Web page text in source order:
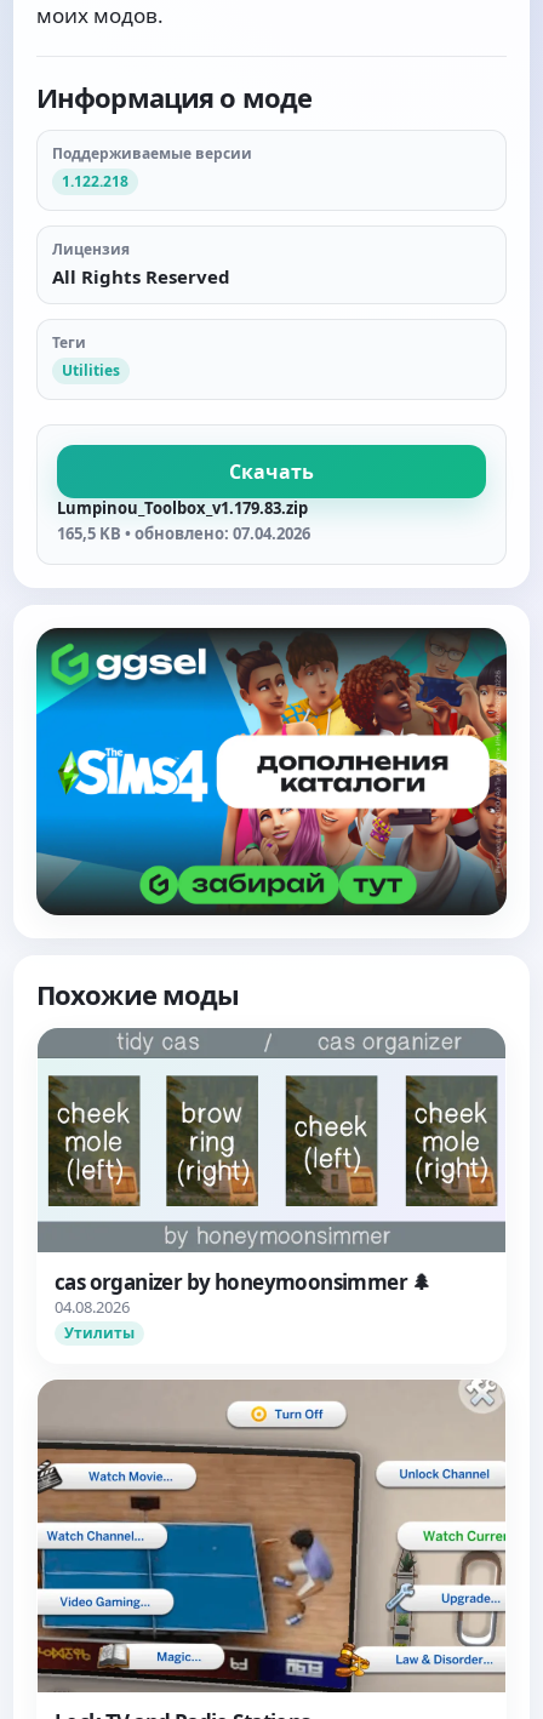
моих модов.
Информация о моде
Поддерживаемые версии
1.122.218
Лицензия
All Rights Reserved
Теги
Utilities
Скачать
Lumpinou_Toolbox_v1.179.83.zip
165,5 KB • обновлено: 07.04.2026
Похожие моды
cas organizer by honeymoonsimmer 🌲
04.08.2026
Утилиты